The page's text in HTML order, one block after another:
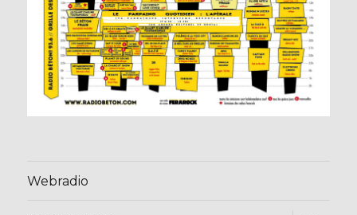
Webradio